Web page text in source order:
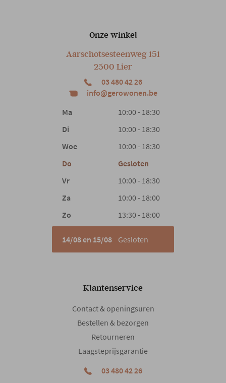
Medium
Kunststof
Elektrisch
Verstelbare hoofdsteun Ja
Ja
Armbreedte 83 cm
Woonstijl Tijdloos comfort
58 kg
Onze winkel
Aarschotsesteenweg 151
2500 Lier
03 480 42 26
info@gerowonen.be
Ma
10:00 - 18:30
Di
10:00 - 18:30
Woe
10:00 - 18:30
Do
Gesloten
Vr
10:00 - 18:30
Za
10:00 - 18:00
Zo
13:30 - 18:00
14/08 en 15/08 Gesloten
Klantenservice
Contact & openingsuren
Bestellen & bezorgen
Retourneren
Laagsteprijsgarantie
03 480 42 26